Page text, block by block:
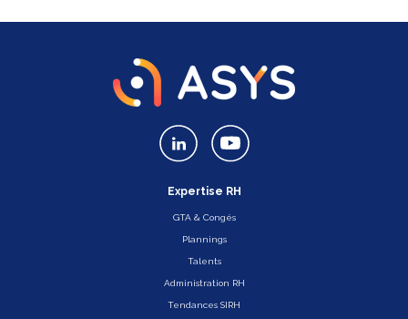
Expertise RH
GTA & Congés
Plannings
Talents
Administration RH
Tendances SIRH